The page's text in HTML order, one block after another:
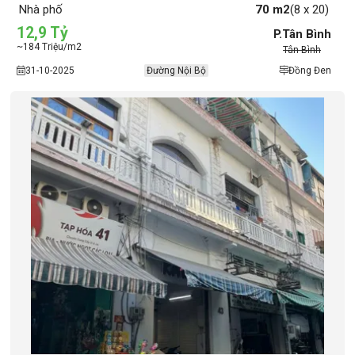
Nhà phố 70 m2(8 x 20)
12,9 Tỷ
~184 Triệu/m2
P.Tân Bình
Tân Bình
31-10-2025
Đường Nội Bộ Đồng Đen